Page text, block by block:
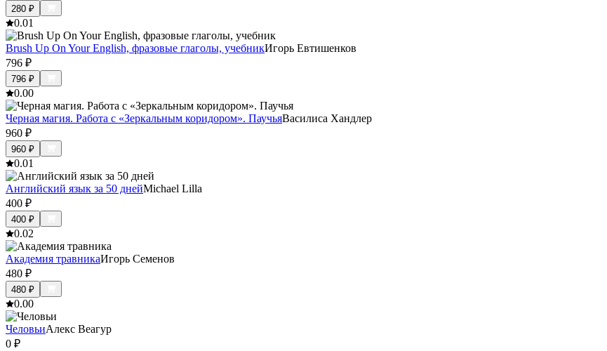
280 ₽
0.01
Brush Up On Your English, фразовые глаголы, учебникИгорь Евтишенков
796 ₽
796 ₽
0.00
Черная магия. Работа с «Зеркальным коридором». ПаучьяВасилиса Хандлер
960 ₽
960 ₽
0.01
Английский язык за 50 днейMichael Lilla
400 ₽
400 ₽
0.02
Академия травникаИгорь Семенов
480 ₽
480 ₽
0.00
ЧеловьиАлекс Веагур
0 ₽